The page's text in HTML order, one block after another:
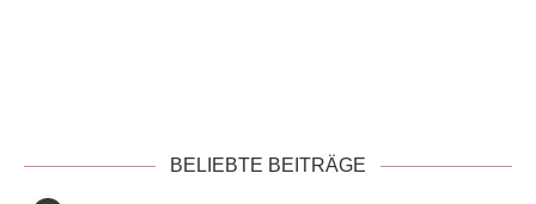
BELIEBTE BEITRÄGE